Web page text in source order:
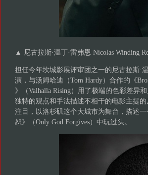
▲ 尼古拉斯·温丁·雷弗恩 Nicolas Winding
担任今年坎城影展评审团之一的尼古拉斯·
演，与汤姆哈迪（Tom Hardy）合作的《
》（Valhalla Rising）用了极端的色彩差异
独特的观点和手法描述不相干的电影主提
注目，以洛杉矶这个大城市为舞台，描述
恕》（Only God Forgives）中玩过头。